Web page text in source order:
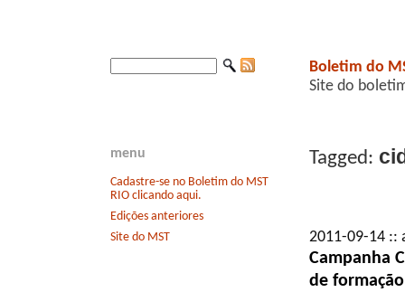
menu
Cadastre-se no Boletim do MST
RIO clicando aqui.
Edições anteriores
Site do MST
Boletim do
Site do
Tagged:
2011-09-14
Campanha
de